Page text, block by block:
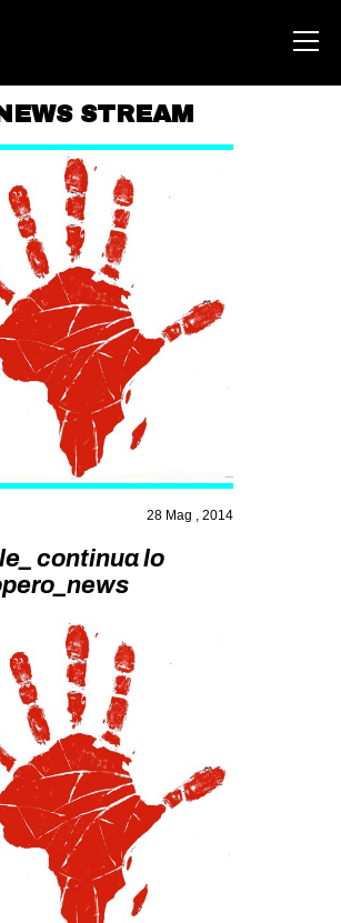
ABOUT
AREA
DEGENERAZIONE
GAZA FREESTYLE
CSOA LAMBRETTA
MSM
STUDENTI TSUNAMI
ZAM
MOBILITAZIONI
SPAZI
SPORT POPOLARE
MOVIMENTI
AMBIENTE
ANTIFASCISMO
DIRITTO ALL’ABITARE
GENERI
MIGRAZIONI
PRECARIATO
NEWS STREAM
28 Mag , 2014
continua lo